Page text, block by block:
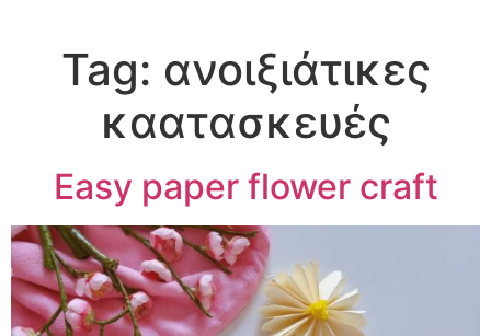
Tag: ανοιξιάτικες
καατασκευές
Easy paper flower craft